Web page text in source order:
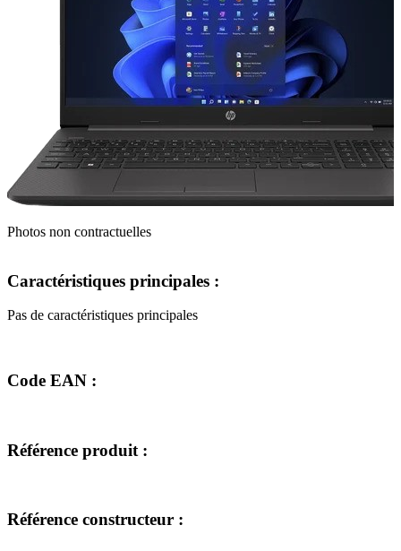
Photos non contractuelles
Caractéristiques principales :
Pas de caractéristiques principales
Code EAN :
Référence produit :
Référence constructeur :